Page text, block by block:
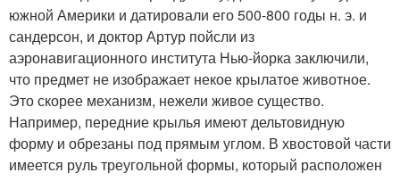
южной Америки и датировали его 500-800 годы н. э. и
сандерсон, и доктор Артур пойсли из
аэронавигационного института Нью-йорка заключили,
что предмет не изображает некое крылатое животное.
Это скорее механизм, нежели живое существо.
Например, передние крылья имеют дельтовидную
форму и обрезаны под прямым углом. В хвостовой части
имеется руль треугольной формы, который расположен